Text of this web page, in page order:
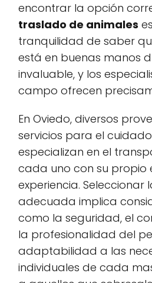
encontrar la opción
traslado de animales
tranquilidad de saber
está en buenas manos
invaluable, y los
campo ofrecen
En Oviedo, diversos
servicios para el
especializan en el
cada uno con su propio
experiencia. Seleccionar
adecuada implica
como la seguridad, el
la profesionalidad del
adaptabilidad a las
individuales de cada